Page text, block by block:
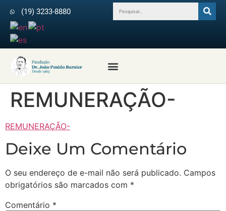
(19) 3233-8880
REMUNERAÇÃO-
REMUNERAÇÃO-
Deixe Um Comentário
O seu endereço de e-mail não será publicado. Campos
obrigatórios são marcados com *
Comentário *